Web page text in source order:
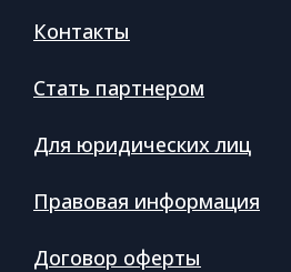
Контакты
Стать партнером
Для юридических лиц
Правовая информация
Договор оферты